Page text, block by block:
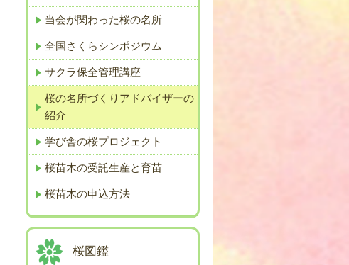
当会が関わった桜の名所
全国さくらシンポジウム
サクラ保全管理講座
桜の名所づくりアドバイザーの
紹介
学び舎の桜プロジェクト
桜苗木の受託生産と育苗
桜苗木の申込方法
桜図鑑